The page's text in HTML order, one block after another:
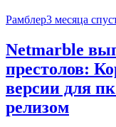
Рамблер3 месяца
Netmarble
престолов:
версии для
релизом